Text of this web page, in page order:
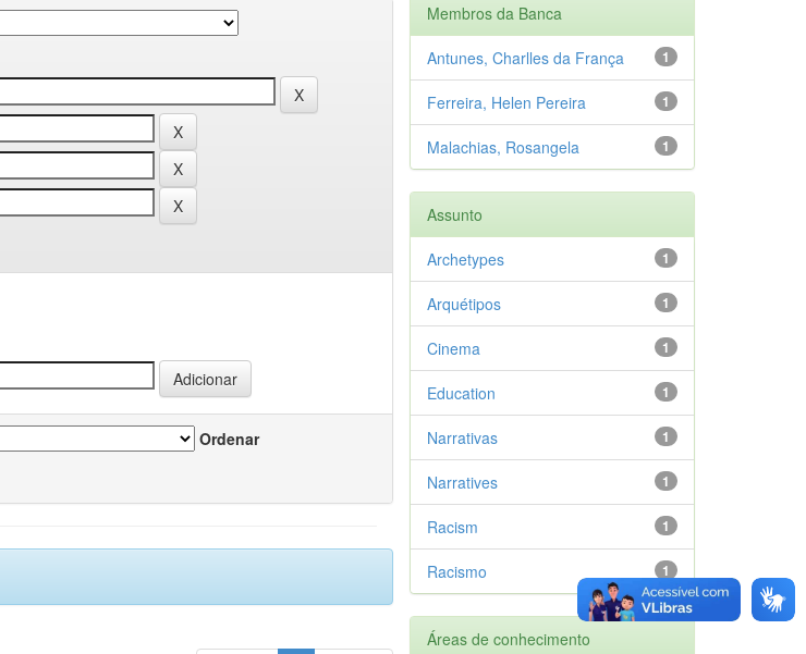
Ordenar
Membros da Banca
1
Antunes, Charlles da França
1
Ferreira, Helen Pereira
1
Malachias, Rosangela
Assunto
1
Archetypes
1
Arquétipos
1
Cinema
1
Education
1
Narrativas
1
Narratives
1
Racism
1
Racismo
Áreas de conhecimento